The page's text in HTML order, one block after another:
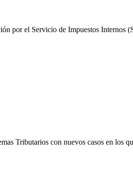
por el Servicio de Impuestos
Tributarios con nuevos casos en